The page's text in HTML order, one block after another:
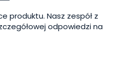
produktu. Nasz zespół z
odpowiedzi na